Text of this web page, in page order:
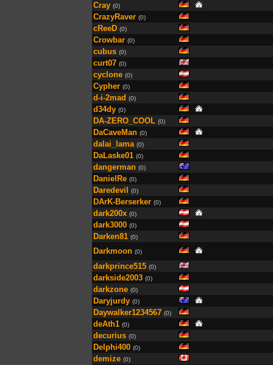
Cray (0)
CrazyRaver (0)
cReeD (0)
Crowbar (0)
cubus (0)
curt07 (0)
cyclone (0)
Cypher (0)
d-i-2mad (0)
d34dy (0)
DA-ZERO_COOL (0)
DaCaveMan (0)
dalai_lama (0)
DaLaske01 (0)
dangerman (0)
DanielRe (0)
Daredevil (0)
DArK-Berserker (0)
dark200x (0)
dark3000 (0)
Darken81 (0)
Darkmoon (0)
darkprince515 (0)
darkside2003 (0)
darkzone (0)
Daryjurdy (0)
Daywalker1234567 (0)
deAth1 (0)
decurius (0)
Delphi400 (0)
demize (0)